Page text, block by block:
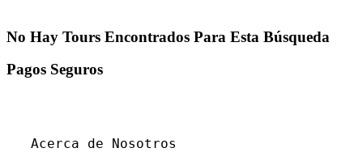
No Hay Tours Encontrados Para Esta Búsqueda
Pagos Seguros
Acerca de Nosotros